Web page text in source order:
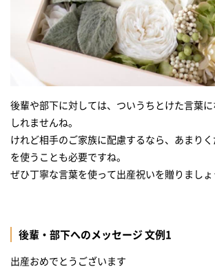
後輩や部下に対しては、ついうちとけた言葉
しれませんね。
けれど相手のご家族に配慮するなら、あまり
を使うことも必要ですね。
後輩・部下へのメッセージ 文例1
出産おめでとうございます